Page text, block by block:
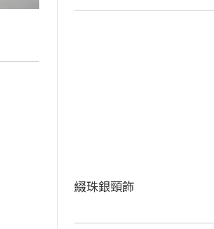
綴珠銀頸飾